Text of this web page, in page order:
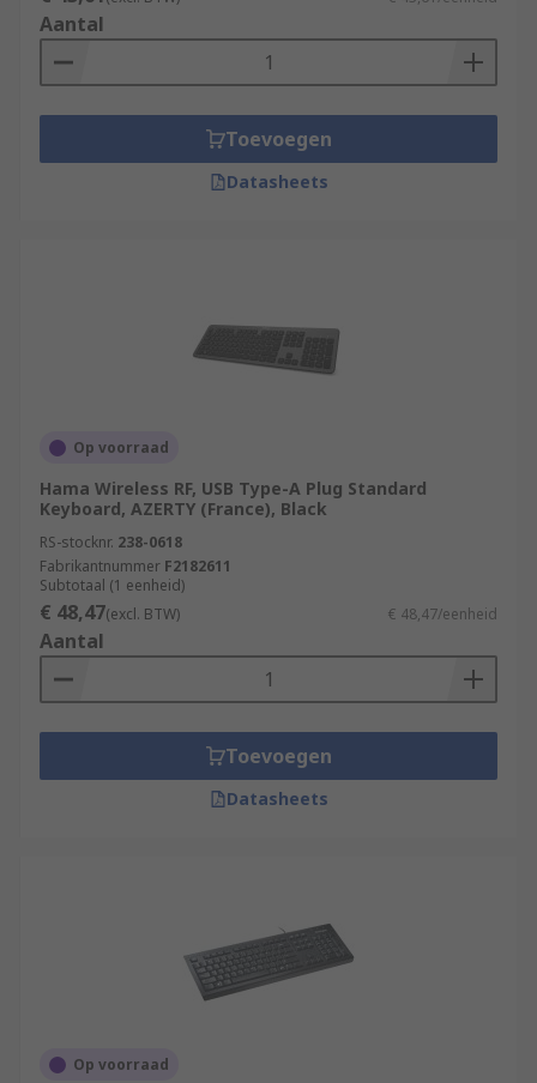
Aantal
Toevoegen
Datasheets
Op voorraad
Hama Wireless RF, USB Type-A Plug Standard
Keyboard, AZERTY (France), Black
RS-stocknr. 238-0618
Fabrikantnummer F2182611
Subtotaal (1 eenheid)
€ 48,47(excl. BTW) € 48,47/eenheid
Aantal
Toevoegen
Datasheets
Op voorraad